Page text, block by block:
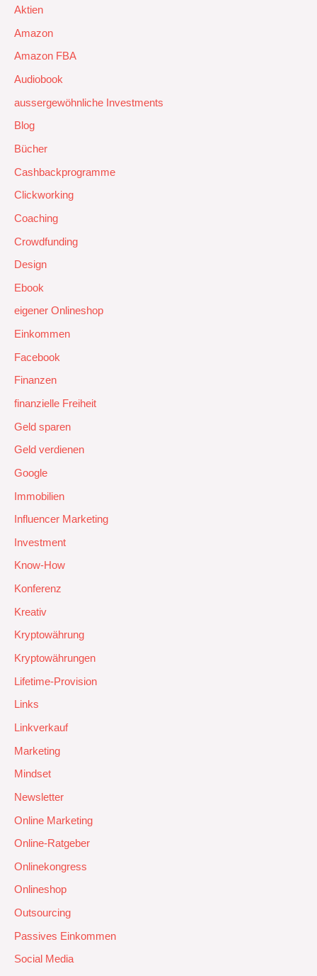
Aktien
Amazon
Amazon FBA
Audiobook
aussergewöhnliche Investments
Blog
Bücher
Cashbackprogramme
Clickworking
Coaching
Crowdfunding
Design
Ebook
eigener Onlineshop
Einkommen
Facebook
Finanzen
finanzielle Freiheit
Geld sparen
Geld verdienen
Google
Immobilien
Influencer Marketing
Investment
Know-How
Konferenz
Kreativ
Kryptowährung
Kryptowährungen
Lifetime-Provision
Links
Linkverkauf
Marketing
Mindset
Newsletter
Online Marketing
Online-Ratgeber
Onlinekongress
Onlineshop
Outsourcing
Passives Einkommen
Social Media